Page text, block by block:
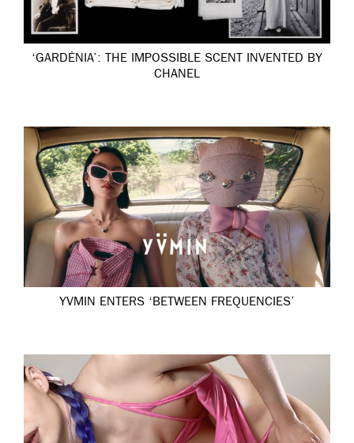
‘GARDÉNIA’: THE IMPOSSIBLE SCENT INVENTED BY
CHANEL
YVMIN ENTERS ‘BETWEEN FREQUENCIES’